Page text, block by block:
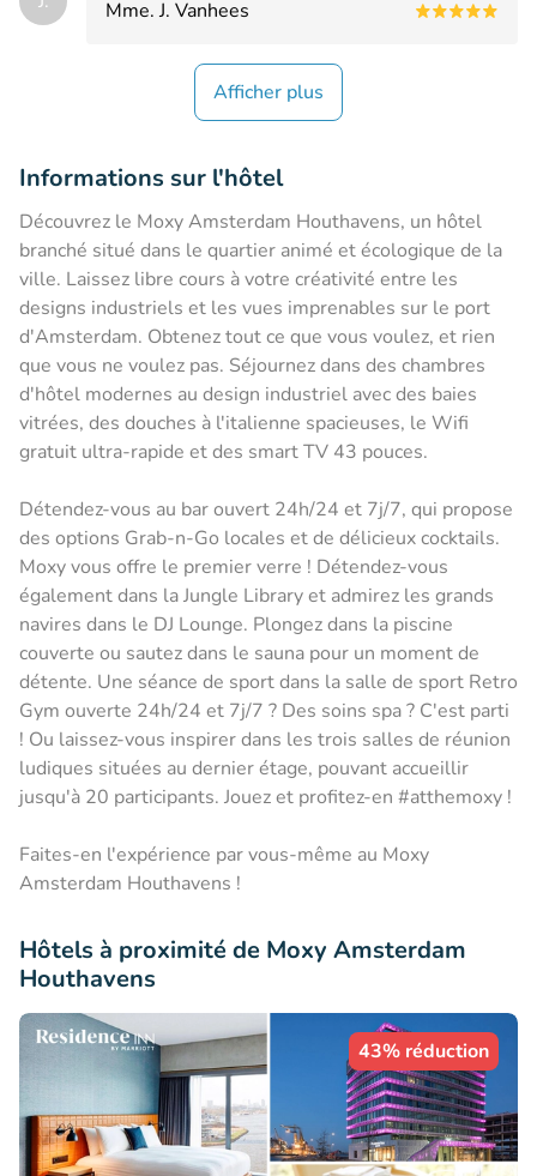
Mme. J. Vanhees
Afficher plus
Informations sur l'hôtel
Découvrez le Moxy Amsterdam Houthavens, un hôtel
branché situé dans le quartier animé et écologique de la
ville. Laissez libre cours à votre créativité entre les
designs industriels et les vues imprenables sur le port
d'Amsterdam. Obtenez tout ce que vous voulez, et rien
que vous ne voulez pas. Séjournez dans des chambres
d'hôtel modernes au design industriel avec des baies
vitrées, des douches à l'italienne spacieuses, le Wifi
gratuit ultra-rapide et des smart TV 43 pouces.
Détendez-vous au bar ouvert 24h/24 et 7j/7, qui propose
des options Grab-n-Go locales et de délicieux cocktails.
Moxy vous offre le premier verre ! Détendez-vous
également dans la Jungle Library et admirez les grands
navires dans le DJ Lounge. Plongez dans la piscine
couverte ou sautez dans le sauna pour un moment de
détente. Une séance de sport dans la salle de sport Retro
Gym ouverte 24h/24 et 7j/7 ? Des soins spa ? C'est parti
! Ou laissez-vous inspirer dans les trois salles de réunion
ludiques situées au dernier étage, pouvant accueillir
jusqu'à 20 participants. Jouez et profitez-en #atthemoxy !
Faites-en l'expérience par vous-même au Moxy
Amsterdam Houthavens !
Hôtels à proximité de Moxy Amsterdam
Houthavens
43% réduction